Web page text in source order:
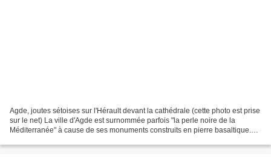
Agde, joutes sétoises sur l'Hérault devant la cathédrale (cette photo est prise
sur le net) La ville d'Agde est surnommée parfois "la perle noire de la
Méditerranée" à cause de ses monuments construits en pierre basaltique.